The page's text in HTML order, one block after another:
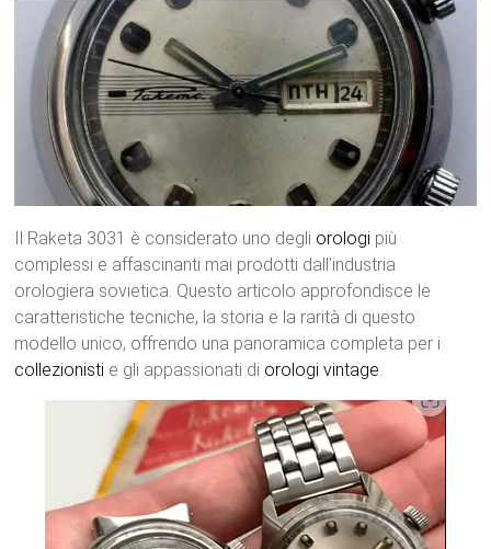
Il Raketa 3031 è considerato uno degli orologi più
complessi e affascinanti mai prodotti dall’industria
orologiera sovietica. Questo articolo approfondisce le
caratteristiche tecniche, la storia e la rarità di questo
modello unico, offrendo una panoramica completa per i
collezionisti e gli appassionati di orologi vintage.